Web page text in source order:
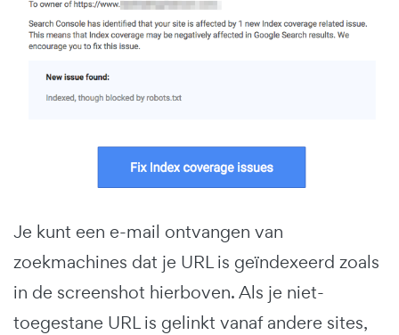
Je kunt een e-mail ontvangen van
zoekmachines dat je URL is geïndexeerd zoals
in de screenshot hierboven. Als je niet-
toegestane URL is gelinkt vanaf andere sites,